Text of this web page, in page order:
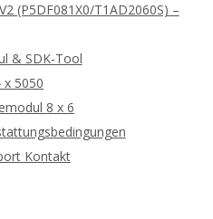
(P5DF081X0/T1AD2060S) –
& SDK-Tool
x 5050
8 x 6
Kontakt